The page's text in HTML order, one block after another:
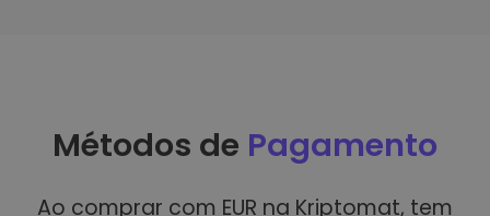
Métodos de Pagamento
Ao comprar com EUR na Kriptomat, tem